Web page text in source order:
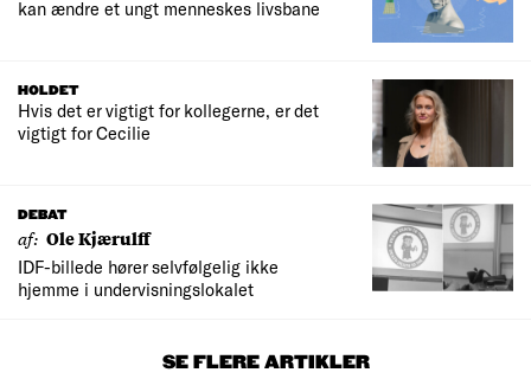
kan ændre et ungt menneskes livsbane
HOLDET
Hvis det er vigtigt for kollegerne, er det
vigtigt for Cecilie
DEBAT
af: Ole Kjærulff
IDF-billede hører selvfølgelig ikke
hjemme i undervisningslokalet
SE FLERE ARTIKLER